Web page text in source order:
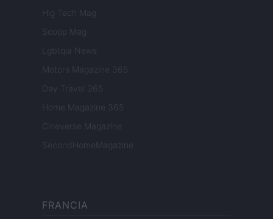
Hig Tech Mag
Scoop Mag
Lgbtqia News
Motors Magazine 365
Day Travel 365
Home Magazine 365
Cineverse Magazine
SecondHomeMagazine
FRANCIA